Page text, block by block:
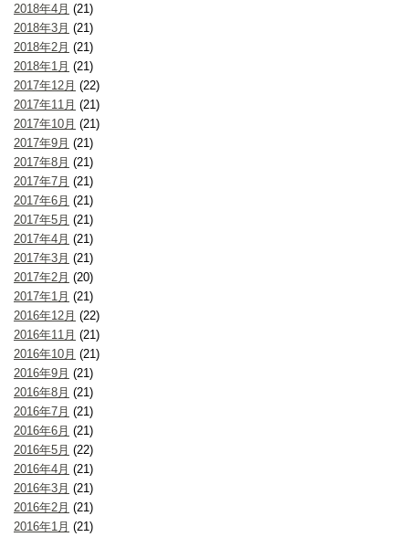
2018年4月 (21)
2018年3月 (21)
2018年2月 (21)
2018年1月 (21)
2017年12月 (22)
2017年11月 (21)
2017年10月 (21)
2017年9月 (21)
2017年8月 (21)
2017年7月 (21)
2017年6月 (21)
2017年5月 (21)
2017年4月 (21)
2017年3月 (21)
2017年2月 (20)
2017年1月 (21)
2016年12月 (22)
2016年11月 (21)
2016年10月 (21)
2016年9月 (21)
2016年8月 (21)
2016年7月 (21)
2016年6月 (21)
2016年5月 (22)
2016年4月 (21)
2016年3月 (21)
2016年2月 (21)
2016年1月 (21)